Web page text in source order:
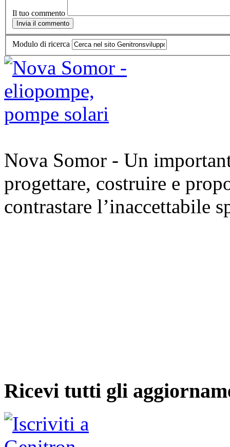
Il tuo commento
Modulo di ricerca
Nova Somor - Un
progettare, costruire e
contrastare l’inaccettabile
Ricevi tutti gli